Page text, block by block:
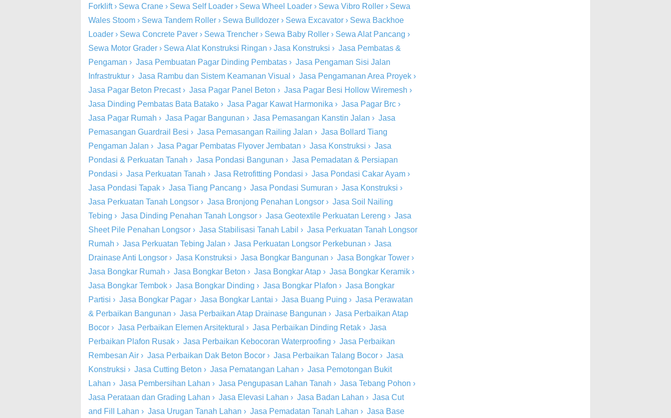
Forklift› Sewa Crane › Sewa Self Loader › Sewa Wheel Loader › Sewa Vibro Roller › Sewa
Wales Stoom › Sewa Tandem Roller › Sewa Bulldozer › Sewa Excavator › Sewa Backhoe
Loader › Sewa Concrete Paver › Sewa Trencher › Sewa Baby Roller › Sewa Alat Pancang ›
Sewa Motor Grader › Sewa Alat Konstruksi Ringan › Jasa Konstruksi › Jasa Pembatas &
Pengaman › Jasa Pembuatan Pagar Dinding Pembatas › Jasa Pengaman Sisi Jalan
Infrastruktur › Jasa Rambu dan Sistem Keamanan Visual › Jasa Pengamanan Area Proyek ›
Jasa Pagar Beton Precast› Jasa Pagar Panel Beton › Jasa Pagar Besi Hollow Wiremesh ›
Jasa Dinding Pembatas Bata Batako › Jasa Pagar Kawat Harmonika › Jasa Pagar Brc ›
Jasa Pagar Rumah › Jasa Pagar Bangunan › Jasa Pemasangan Kanstin Jalan › Jasa
Pemasangan Guardrail Besi › Jasa Pemasangan Railing Jalan › Jasa Bollard Tiang
Pengaman Jalan › Jasa Pagar Pembatas Flyover Jembatan › Jasa Konstruksi › Jasa
Pondasi & Perkuatan Tanah › Jasa Pondasi Bangunan › Jasa Pemadatan & Persiapan
Pondasi › Jasa Perkuatan Tanah › Jasa Retrofitting Pondasi › Jasa Pondasi Cakar Ayam ›
Jasa Pondasi Tapak › Jasa Tiang Pancang › Jasa Pondasi Sumuran › Jasa Konstruksi ›
Jasa Perkuatan Tanah Longsor › Jasa Bronjong Penahan Longsor › Jasa Soil Nailing
Tebing › Jasa Dinding Penahan Tanah Longsor › Jasa Geotextile Perkuatan Lereng › Jasa
Sheet Pile Penahan Longsor › Jasa Stabilisasi Tanah Labil › Jasa Perkuatan Tanah Longsor
Rumah › Jasa Perkuatan Tebing Jalan › Jasa Perkuatan Longsor Perkebunan › Jasa
Drainase Anti Longsor › Jasa Konstruksi › Jasa Bongkar Bangunan › Jasa Bongkar Tower ›
Jasa Bongkar Rumah › Jasa Bongkar Beton › Jasa Bongkar Atap › Jasa Bongkar Keramik ›
Jasa Bongkar Tembok › Jasa Bongkar Dinding › Jasa Bongkar Plafon › Jasa Bongkar
Partisi › Jasa Bongkar Pagar › Jasa Bongkar Lantai › Jasa Buang Puing › Jasa Perawatan
& Perbaikan Bangunan › Jasa Perbaikan Atap Drainase Bangunan › Jasa Perbaikan Atap
Bocor › Jasa Perbaikan Elemen Arsitektural › Jasa Perbaikan Dinding Retak › Jasa
Perbaikan Plafon Rusak › Jasa Perbaikan Kebocoran Waterproofing › Jasa Perbaikan
Rembesan Air › Jasa Perbaikan Dak Beton Bocor › Jasa Perbaikan Talang Bocor › Jasa
Konstruksi › Jasa Cutting Beton › Jasa Pematangan Lahan › Jasa Pemotongan Bukit
Lahan › Jasa Pembersihan Lahan › Jasa Pengupasan Lahan Tanah › Jasa Tebang Pohon ›
Jasa Perataan dan Grading Lahan › Jasa Elevasi Lahan › Jasa Badan Lahan › Jasa Cut
and Fill Lahan › Jasa Urugan Tanah Lahan › Jasa Pemadatan Tanah Lahan › Jasa Base